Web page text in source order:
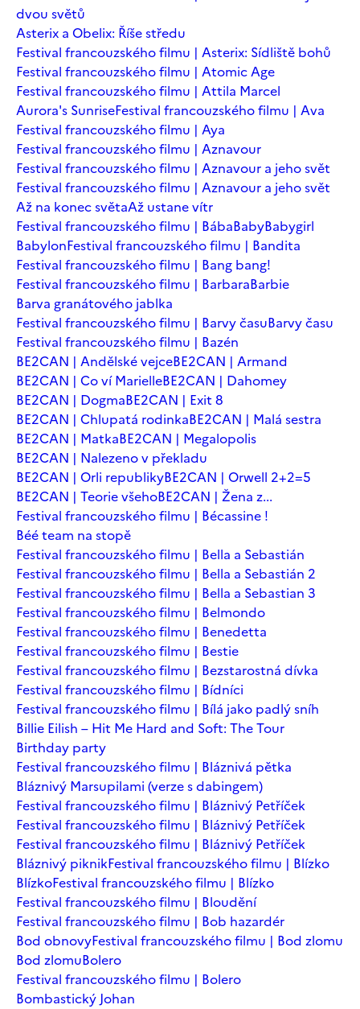
dvou světů
Asterix a Obelix: Říše středu
Festival francouzského filmu | Asterix: Sídliště bohů
Festival francouzského filmu | Atomic Age
Festival francouzského filmu | Attila Marcel
Aurora's SunriseFestival francouzského filmu | Ava
Festival francouzského filmu | Aya
Festival francouzského filmu | Aznavour
Festival francouzského filmu | Aznavour a jeho svět
Festival francouzského filmu | Aznavour a jeho svět
Až na konec světaAž ustane vítr
Festival francouzského filmu | BábaBabyBabygirl
BabylonFestival francouzského filmu | Bandita
Festival francouzského filmu | Bang bang!
Festival francouzského filmu | BarbaraBarbie
Barva granátového jablka
Festival francouzského filmu | Barvy časuBarvy času
Festival francouzského filmu | Bazén
BE2CAN | Andělské vejceBE2CAN | Armand
BE2CAN | Co ví MarielleBE2CAN | Dahomey
BE2CAN | DogmaBE2CAN | Exit 8
BE2CAN | Chlupatá rodinkaBE2CAN | Malá sestra
BE2CAN | MatkaBE2CAN | Megalopolis
BE2CAN | Nalezeno v překladu
BE2CAN | Orli republikyBE2CAN | Orwell 2+2=5
BE2CAN | Teorie všehoBE2CAN | Žena z...
Festival francouzského filmu | Bécassine !
Béé team na stopě
Festival francouzského filmu | Bella a Sebastián
Festival francouzského filmu | Bella a Sebastián 2
Festival francouzského filmu | Bella a Sebastian 3
Festival francouzského filmu | Belmondo
Festival francouzského filmu | Benedetta
Festival francouzského filmu | Bestie
Festival francouzského filmu | Bezstarostná dívka
Festival francouzského filmu | Bídníci
Festival francouzského filmu | Bílá jako padlý sníh
Billie Eilish – Hit Me Hard and Soft: The Tour
Birthday party
Festival francouzského filmu | Bláznivá pětka
Bláznivý Marsupilami (verze s dabingem)
Festival francouzského filmu | Bláznivý Petříček
Festival francouzského filmu | Bláznivý Petříček
Festival francouzského filmu | Bláznivý Petříček
Bláznivý piknikFestival francouzského filmu | Blízko
BlízkoFestival francouzského filmu | Blízko
Festival francouzského filmu | Bloudění
Festival francouzského filmu | Bob hazardér
Bod obnovyFestival francouzského filmu | Bod zlomu
Bod zlomuBolero
Festival francouzského filmu | Bolero
Bombastický Johan